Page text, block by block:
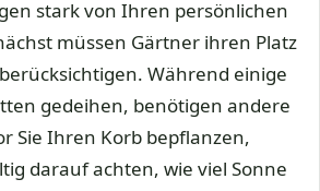
stark von Ihren persönlichen
müssen Gärtner ihren Platz
Während einige
gedeihen, benötigen andere
Sie Ihren Korb bepflanzen,
darauf achten, wie viel Sonne